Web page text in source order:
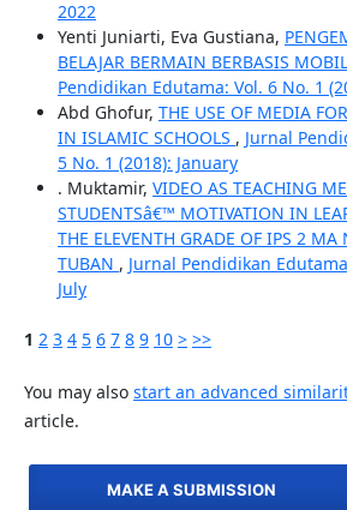
2022
Yenti Juniarti, Eva Gustiana,
BELAJAR BERMAIN BERBASIS
Pendidikan Edutama: Vol. 6 No. 1
Abd Ghofur, THE USE OF MEDIA
IN ISLAMIC SCHOOLS , Jurnal
5 No. 1 (2018): January
. Muktamir, VIDEO AS TEACHING
STUDENTSâ€™ MOTIVATION IN
THE ELEVENTH GRADE OF IPS 2 MA
TUBAN , Jurnal Pendidikan
July
1 2 3 4 5 6 7 8 9 10 > >>
You may also start an advanced
article.
MAKE A SUBMISSION